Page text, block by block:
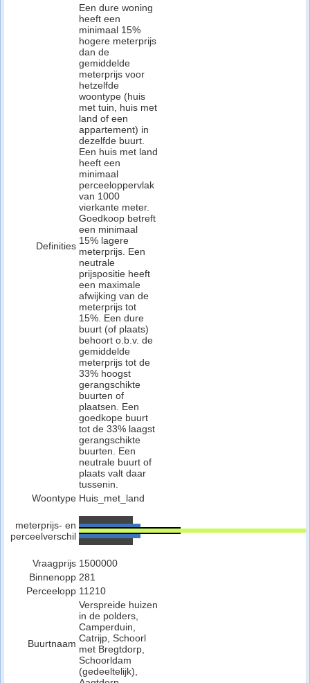
Definities
Een dure woning
heeft een
minimaal 15%
hogere meterprijs
dan de
gemiddelde
meterprijs voor
hetzelfde
woontype (huis
met tuin, huis met
land of een
appartement) in
dezelfde buurt.
Een huis met land
heeft een
minimaal
perceeloppervlak
van 1000
vierkante meter.
Goedkoop betreft
een minimaal
15% lagere
meterprijs. Een
neutrale
prijspositie heeft
een maximale
afwijking van de
meterprijs tot
15%. Een dure
buurt (of plaats)
behoort o.b.v. de
gemiddelde
meterprijs tot de
33% hoogst
gerangschikte
buurten of
plaatsen. Een
goedkope buurt
tot de 33% laagst
gerangschikte
buurten. Een
neutrale buurt of
plaats valt daar
tussenin.
Woontype Huis_met_land
meterprijs- en
perceelverschil
Vraagprijs 1500000
Binnenopp 281
Perceelopp 11210
Buurtnaam
Verspreide huizen
in de polders,
Camperduin,
Catrijp, Schoorl
met Bregtdorp,
Schoorldam
(gedeeltelijk),